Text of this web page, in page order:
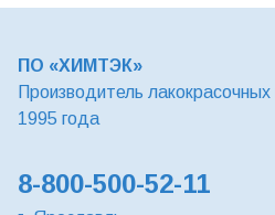
ПО «ХИМТЭК»
Производитель
1995 года
8-800-500-52-11